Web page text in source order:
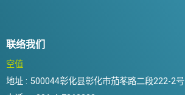
联络我们
空值
地址 : 500044彰化县彰化市茄苳路二段222-2号